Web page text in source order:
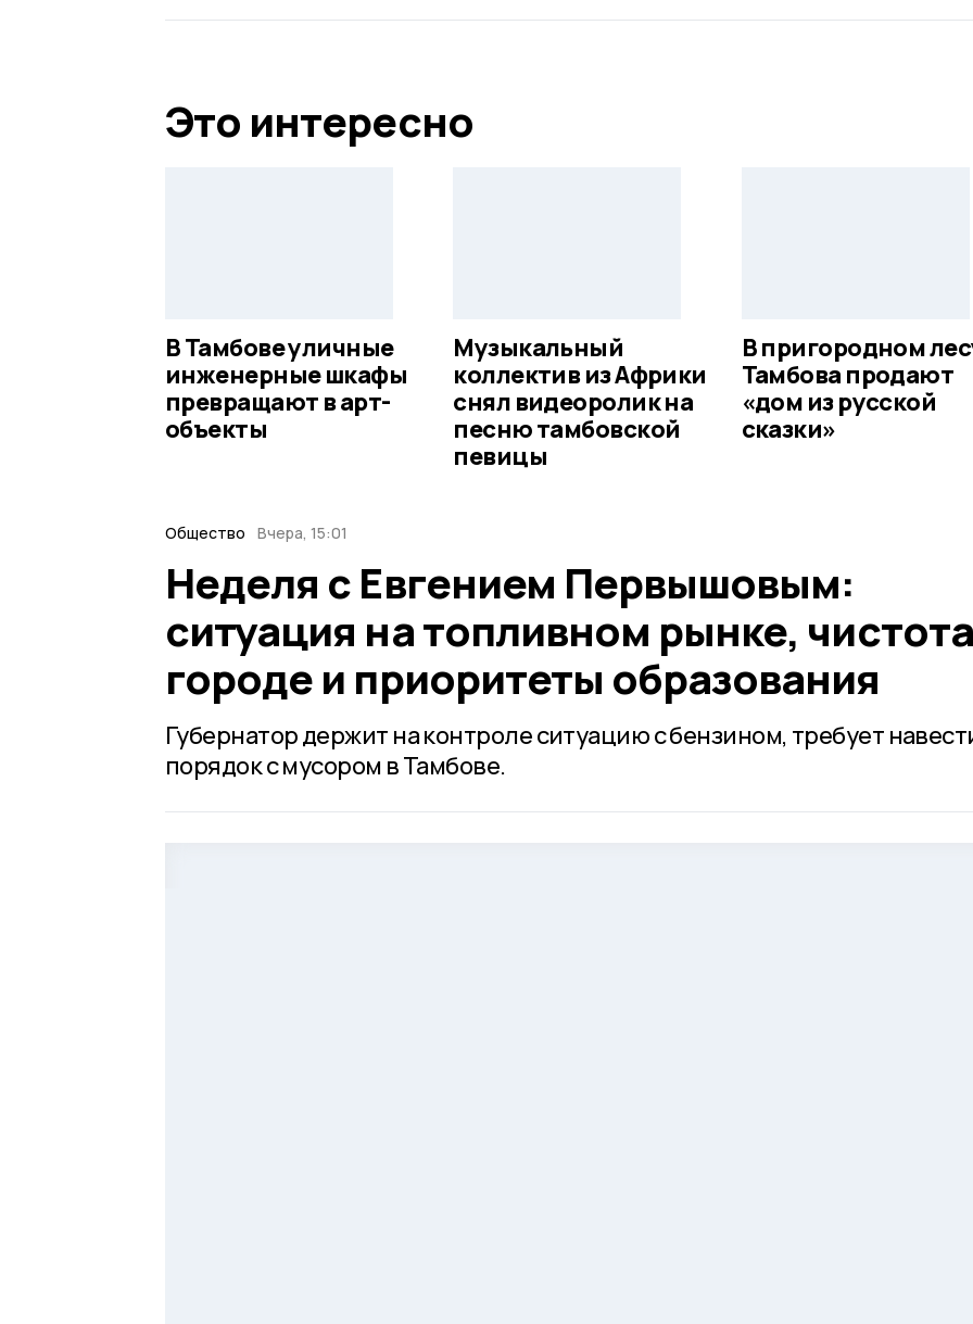
Это интересно
В Тамбове уличные
инженерные шкафы
превращают в арт-
объекты
Музыкальный
коллектив из Африки
снял видеоролик на
песню тамбовской
певицы
В пригородном
Тамбова продают
«дом из русской
сказки»
Общество Вчера, 15:01
Неделя с Евгением Первышовым:
ситуация на топливном рынке,
городе и приоритеты образования
Губернатор держит на контроле ситуацию с бензином, требует
порядок с мусором в Тамбове.